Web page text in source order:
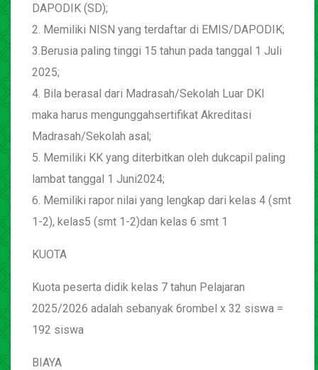
DAPODIK (SD);
2. Memiliki NISN yang terdaftar di EMIS/DAPODIK;
3.Berusia paling tinggi 15 tahun pada tanggal 1 Juli
2025;
4. Bila berasal dari Madrasah/Sekolah Luar DKI
maka harus mengunggahsertifikat Akreditasi
Madrasah/Sekolah asal;
5. Memiliki KK yang diterbitkan oleh dukcapil paling
lambat tanggal 1 Juni2024;
6. Memiliki rapor nilai yang lengkap dari kelas 4 (smt
1-2), kelas5 (smt 1-2)dan kelas 6 smt 1
KUOTA
Kuota peserta didik kelas 7 tahun Pelajaran
2025/2026 adalah sebanyak 6rombel x 32 siswa =
192 siswa
BIAYA